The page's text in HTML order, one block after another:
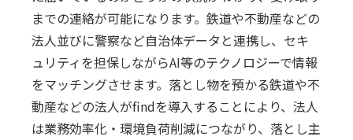
までの連絡が可能になります。鉄道や不動産などの
法⼈並びに警察など⾃治体データと連携し、セキ
ュリティを担保しながらAI等のテクノロジーで情報
をマッチングさせます。落とし物を預かる鉄道や不
動産などの法⼈がfindを導⼊することにより、法⼈
は業務効率化・環境負荷削減につながり、落とし主